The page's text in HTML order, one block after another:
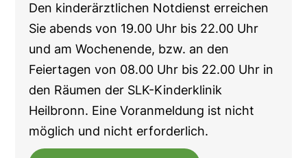
Den kinderärztlichen Notdienst erreichen
Sie abends von 19.00 Uhr bis 22.00 Uhr
und am Wochenende, bzw. an den
Feiertagen von 08.00 Uhr bis 22.00 Uhr in
den Räumen der SLK-Kinderklinik
Heilbronn. Eine Voranmeldung ist nicht
möglich und nicht erforderlich.